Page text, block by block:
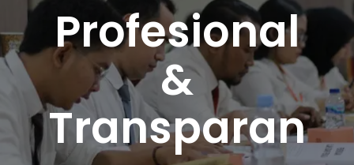
Profesional
&
Transparan